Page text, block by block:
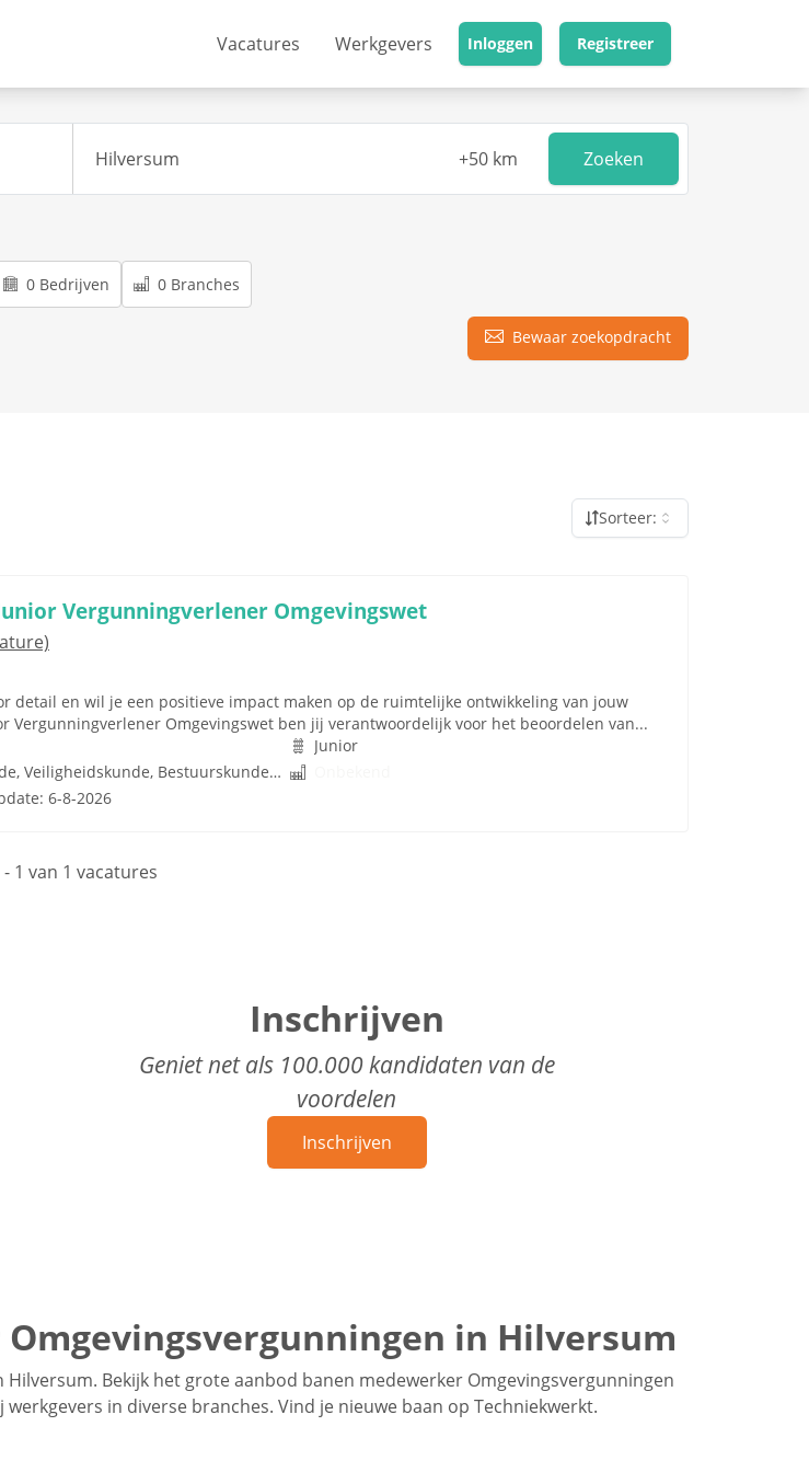
Vacatures Werkgevers Inloggen Registreer
Zoeken
0 Bedrijven 0 Branches
Bewaar zoekopdracht
Sorteer:
Vergunningverlener Omgevingswet
detail en wil je een positieve impact maken op de ruimtelijke ontwikkeling van jouw
Vergunningverlener Omgevingswet ben jij verantwoordelijk voor het beoordelen van...
Junior
Bouwkunde, Veiligheidskunde, Bestuurskunde, Integrale Veiligheidskunde , Ruimtelijke Ordening
6-8-2026
- 1 van 1 vacatures
Inschrijven
Geniet net als 100.000 kandidaten van de
voordelen
Inschrijven
in Hilversum
Bekijk het grote aanbod banen medewerker Omgevingsvergunningen
in diverse branches. Vind je nieuwe baan op Techniekwerkt.